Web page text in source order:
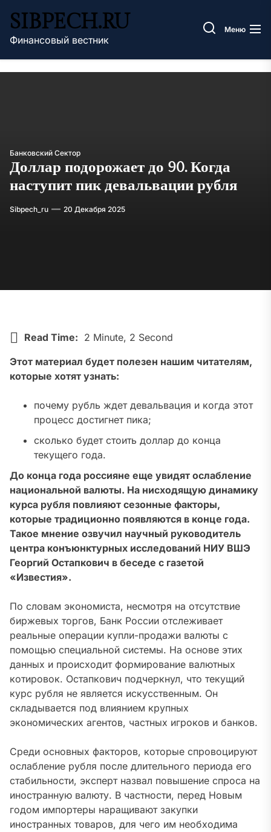
содержимому
SIBPECH.RU
Финансовый вестник
Меню
Банковский Сектор
Доллар подорожает до 90. Когда
наступит пик девальвации рубля
Sibpech_ru 20 Декабря 2025
Read Time: 2 Minute, 2 Second
Этот материал будет полезен нашим читателям,
которые хотят узнать:
почему рубль ждет девальвация и когда этот
процесс достигнет пика;
сколько будет стоить доллар до конца
текущего года.
До конца года россияне еще увидят ослабление
национальной валюты. На нисходящую динамику
курса рубля повлияют сезонные факторы,
которые традиционно появляются в конце года.
Такое мнение озвучил научный руководитель
центра конъюнктурных исследований НИУ ВШЭ
Георгий Остапкович в беседе с газетой
«Известия».
По словам экономиста, несмотря на отсутствие
биржевых торгов, Банк России отслеживает
реальные операции купли-продажи валюты с
помощью специальной системы. На основе этих
данных и происходит формирование валютных
котировок. Остапкович подчеркнул, что текущий
курс рубля не является искусственным. Он
складывается под влиянием крупных
экономических агентов, частных игроков и банков.
Среди основных факторов, которые спровоцируют
ослабление рубля после длительного периода его
стабильности, эксперт назвал повышение спроса на
иностранную валюту. В частности, перед Новым
годом импортеры наращивают закупки
иностранных товаров, для чего им необходима